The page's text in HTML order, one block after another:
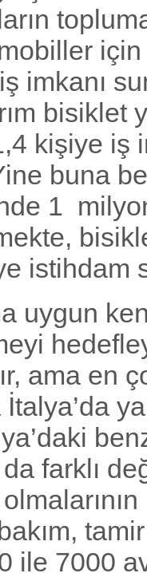
imkanı
bisiklet
kişiye iş
buna
1
istihdam
uygun
ama en
farklı
ile 7000